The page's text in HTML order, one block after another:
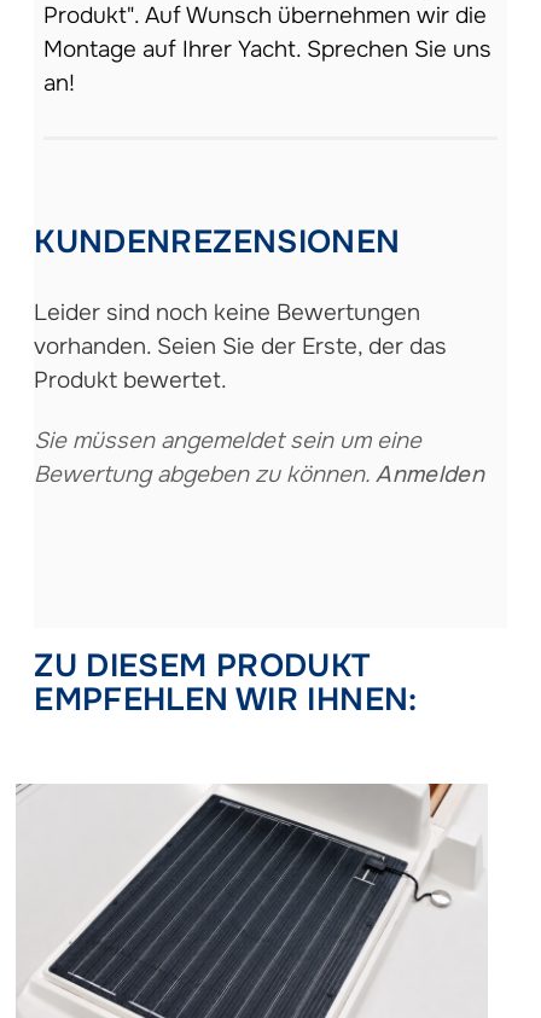
Produkt". Auf Wunsch übernehmen wir die
Montage auf Ihrer Yacht. Sprechen Sie uns
an!
KUNDENREZENSIONEN
Leider sind noch keine Bewertungen
vorhanden. Seien Sie der Erste, der das
Produkt bewertet.
Sie müssen angemeldet sein um eine
Bewertung abgeben zu können.Anmelden
ZU DIESEM PRODUKT
EMPFEHLEN WIR IHNEN: